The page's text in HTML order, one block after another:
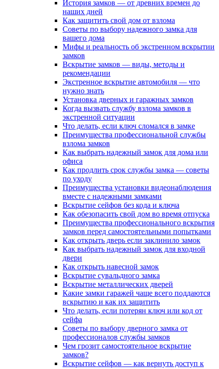
История замков — от древних времен до
наших дней
Как защитить свой дом от взлома
Советы по выбору надежного замка для
вашего дома
Мифы и реальность об экстренном вскрытии
замков
Вскрытие замков — виды, методы и
рекомендации
Экстренное вскрытие автомобиля — что
нужно знать
Установка дверных и гаражных замков
Когда вызвать службу взлома замков в
экстренной ситуации
Что делать, если ключ сломался в замке
Преимущества профессиональной службы
взлома замков
Как выбрать надежный замок для дома или
офиса
Как продлить срок службы замка — советы
по уходу
Преимущества установки видеонаблюдения
вместе с надежными замками
Вскрытие сейфов без кода и ключа
Как обезопасить свой дом во время отпуска
Преимущества профессионального вскрытия
замков перед самостоятельными попытками
Как открыть дверь если заклинило замок
Как выбрать надежный замок для входной
двери
Как открыть навесной замок
Вскрытие сувальдного замка
Вскрытие металлических дверей
Какие замки гаражей чаще всего поддаются
вскрытию и как их защитить
Что делать, если потерян ключ или код от
сейфа
Советы по выбору дверного замка от
профессионалов службы замков
Чем грозит самостоятельное вскрытие
замков?
Вскрытие сейфов — как вернуть доступ к